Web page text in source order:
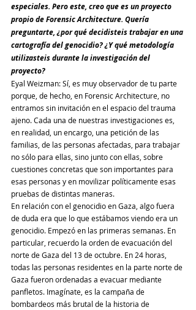
especiales. Pero este, creo que es un proyecto
propio de Forensic Architecture. Quería
preguntarte, ¿por qué decidisteis trabajar en una
cartografía del genocidio? ¿Y qué metodología
utilizasteis durante la investigación del
proyecto?
Eyal Weizman: Sí, es muy observador de tu parte
porque, de hecho, en Forensic Architecture, no
entramos sin invitación en el espacio del trauma
ajeno. Cada una de nuestras investigaciones es,
en realidad, un encargo, una petición de las
familias, de las personas afectadas, para trabajar
no sólo para ellas, sino junto con ellas, sobre
cuestiones concretas que son importantes para
esas personas y en movilizar políticamente esas
pruebas de distintas maneras.
En relación con el genocidio en Gaza, algo fuera
de duda era que lo que estábamos viendo era un
genocidio. Empezó en las primeras semanas. En
particular, recuerdo la orden de evacuación del
norte de Gaza del 13 de octubre. En 24 horas,
todas las personas residentes en la parte norte de
Gaza fueron ordenadas a evacuar mediante
panfletos. Imagínate, es la campaña de
bombardeos más brutal de la historia de